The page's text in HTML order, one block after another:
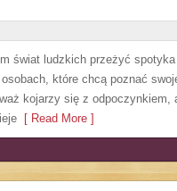
świat ludzkich przeżyć
które chcą poznać
kojarzy się z odpoczynkiem,
[ Read More ]